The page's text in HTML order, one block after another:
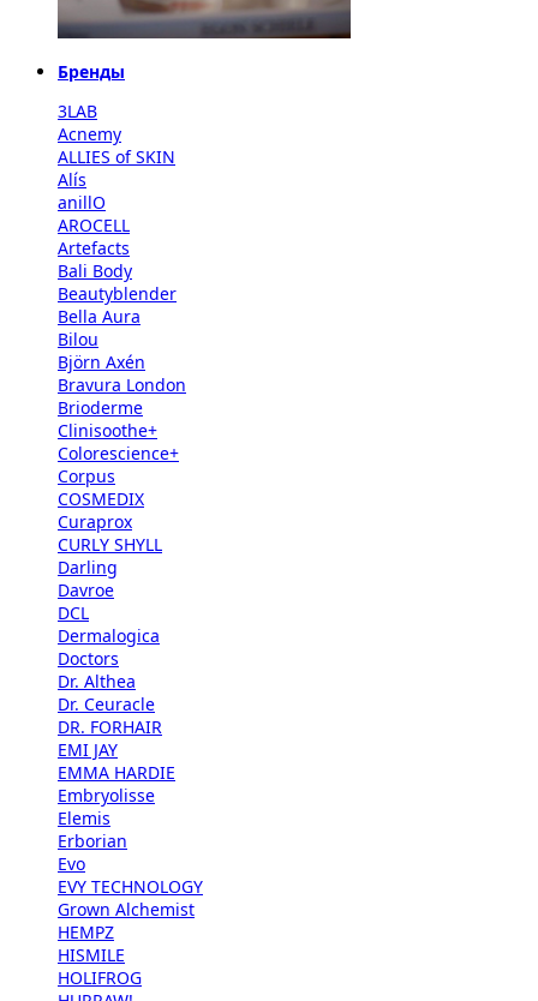
Бренды
3LAB
Acnemy
ALLIES of SKIN
Alís
anillO
AROCELL
Artefacts
Bali Body
Beautyblender
Bella Aura
Bilou
Björn Axén
Bravura London
Brioderme
Clinisoothe+
Colorescience+
Corpus
COSMEDIX
Curaprox
CURLY SHYLL
Darling
Davroe
DCL
Dermalogica
Doctors
Dr. Althea
Dr. Ceuracle
DR. FORHAIR
EMI JAY
EMMA HARDIE
Embryolisse
Elemis
Erborian
Evo
EVY TECHNOLOGY
Grown Alchemist
HEMPZ
HISMILE
HOLIFROG